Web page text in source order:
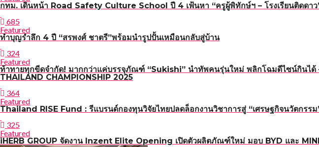
กทม. เดินหน้า Road Safety Culture School ปี 4 เฟ้นหา “ครูผู้พิทักษ์ฯ – โรงเรียนติดดาว
685
Featured
ทำบุญรำลึก 4 ปี “สรพงศ์ ชาตรี”พร้อมนำรูปปั้นเหมือนกลับสู่บ้าน
324
Featured
ท้าทายทุกขีดจำกัด! มากกว่าแค่บรรจุภัณฑ์ “Sukishi” นำทัพคนรุ่นใหม่ พลิกโฉมดีไซน์กินไ
THAILAND CHAMPIONSHIP 2025
364
Featured
Thailand RISE Fund : รีแบรนด์กองทุนวิจัยไทยปลดล็อกงานวิชาการสู่ “เศรษฐกิจนวัตกรรม
325
Featured
iHERB GROUP จัดงาน Inzent Elite Opening เปิดตัวผลิตภัณฑ์ใหม่ มอบ BYD และ